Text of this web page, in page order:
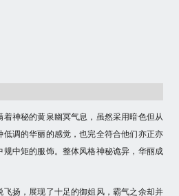
神秘的黄泉幽冥气息，虽然采用暗色但从
调的华丽的感觉，也完全符合他们亦正亦
中矩的服饰。整体风格神秘诡异，华丽成
扬，展现了十足的御姐风，霸气之余却并